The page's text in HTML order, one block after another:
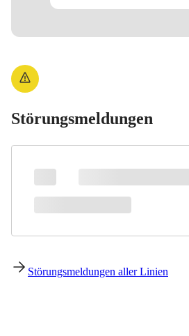
Störungsmeldungen
Störungsmeldungen aller Linien